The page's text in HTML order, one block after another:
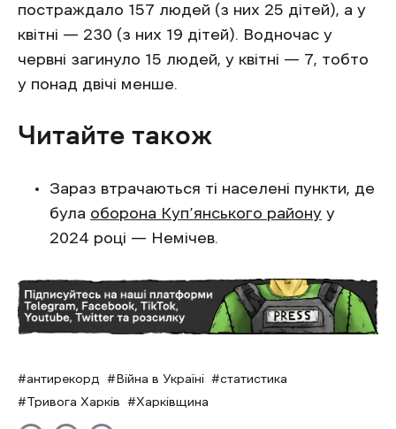
постраждало 157 людей (з них 25 дітей), а у
квітні — 230 (з них 19 дітей). Водночас у
червні загинуло 15 людей, у квітні — 7, тобто
у понад двічі менше.
Читайте також
Зараз втрачаються ті населені пункти, де
була оборона Куп’янського району у
2024 році — Немічев.
антирекорд Війна в Україні
статистика
Тривога Харків
Харківщина